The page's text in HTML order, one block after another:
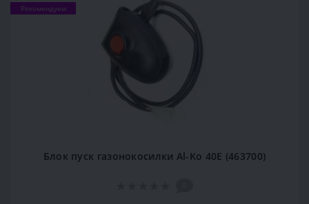
Рекомендуем
Блок пуск газонокосилки Al-Ko 40E (463700)